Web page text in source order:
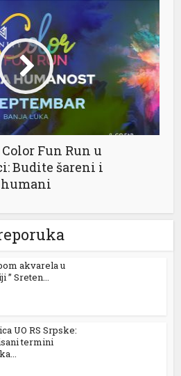
Fun Run u
Budite šareni i
humani
akvarela u
” Sreten...
UO RS Srpske:
termini